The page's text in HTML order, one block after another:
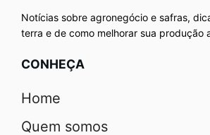
Notícias sobre agronegócio e safras,
terra e de como melhorar sua produção
CONHEÇA
Home
Quem somos